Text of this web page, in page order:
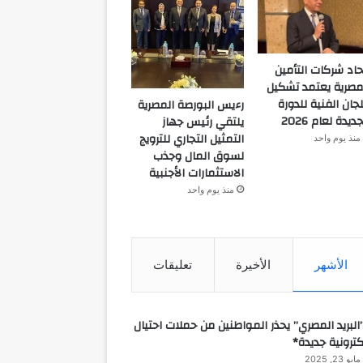
شركات التأمين
يعتمد تشكيل
الفنية للدورة
لعام 2026
منذ يوم واحد
رءيس البورصة المصرية
يلتقي رئيس جهاز
التمثيل التجاري للترويج
لسوق المال وجذب
الاستثمارات الأجنبية
منذ يوم واحد
الأشهر الأخيرة تعليقات
المصري” يحذر المواطنين من حملات احتيال
جديدة*
مايو 23, 2025